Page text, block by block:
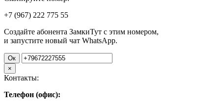
+7 (967) 222 775 55
Создайте абонента ЗамкиТут с этим номером,
и запустите новый чат WhatsApp.
Ок
×
Контакты:
Телефон (офис):